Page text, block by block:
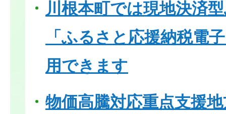
川根本町では現地決済
「ふるさと応援納税電
用できます
物価高騰対応重点支援